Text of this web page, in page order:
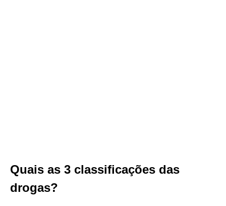
Quais as 3 classificações das
drogas?